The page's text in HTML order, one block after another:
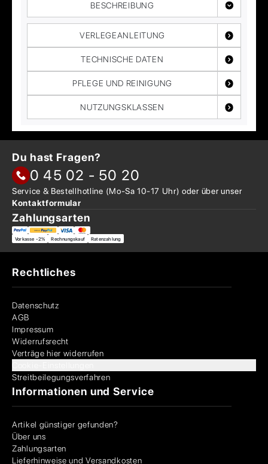
BESCHREIBUNG
VERLEGEANLEITUNG
TECHNISCHE DATEN
PFLEGE UND REINIGUNG
NUTZUNGSKLASSEN
Du hast Fragen?
0 45 02 - 50 20
Service & Bestellhotline (Mo-Sa 10-17 Uhr) oder überunser
Kontaktformular
Zahlungsarten
Vorkasse -2% Rechnungskauf Ratenzahlung
Rechtliches
Datenschutz
AGB
Impressum
Widerrufsrecht
Verträge hier widerrufen
Streitbeilegungsverfahren
Informationen und Service
Artikel günstiger gefunden?
Über uns
Zahlungsarten
Lieferhinweise und Versandkosten